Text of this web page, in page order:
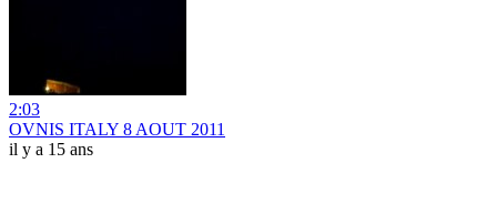
2:03
OVNIS ITALY 8 AOUT 2011
il y a 15 ans